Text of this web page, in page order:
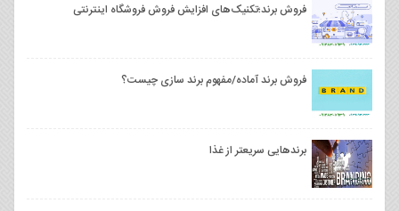
فروش برند؛تکنیک‌های افزایش فروش فروشگاه اینترنتی
فروش برند آماده/مفهوم برند سازی چیست؟
برندهایی سریعتر از غذا